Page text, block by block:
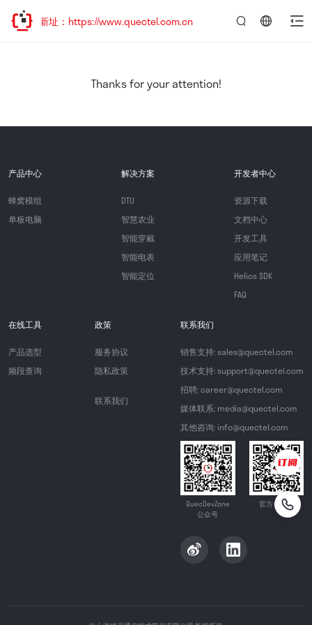
迎访问新址：https://www.quectel.com.cn
Thanks for your attention!
产品中心
蜂窝模组
单板电脑
解决方案
DTU
智慧农业
智能穿戴
智能电表
智能定位
开发者中心
资源下载
文档中心
开发工具
应用笔记
Helios SDK
FAQ
在线工具
产品选型
频段查询
政策
服务协议
隐私政策
联系我们
联系我们
销售支持: sales@quectel.com
技术支持: support@quectel.com
招聘: career@quectel.com
媒体联系: media@quectel.com
其他咨询: info@quectel.com
QuecDevZone
公众号
官方公众号